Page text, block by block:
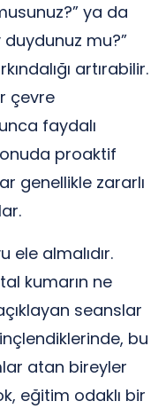
ya da
mu?”
artırabilir.
çevre
faydalı
proaktif
genellikle zararlı
ele almalıdır.
kumarın ne
seanslar
bu
atan bireyler
eğitim odaklı bir